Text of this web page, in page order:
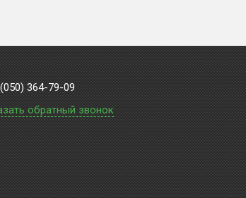
364-79-09
обратный звонок